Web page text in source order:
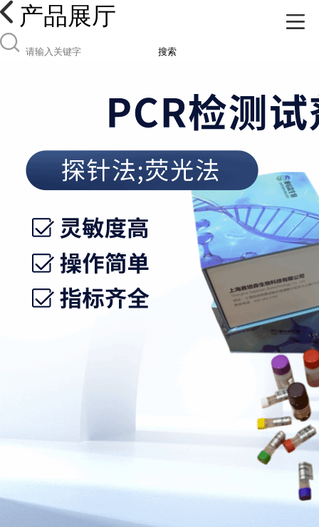
产品展厅
搜索